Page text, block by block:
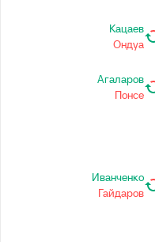
Кацаев
Ондуа
Агаларов
Понсе
Иванченко
Гайдаров